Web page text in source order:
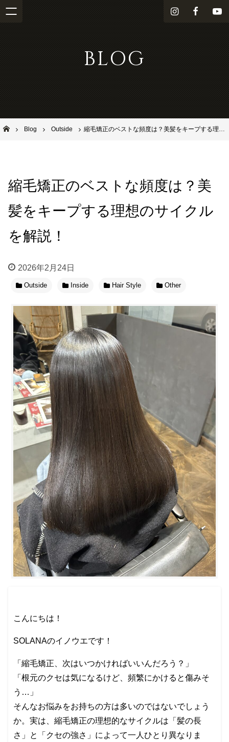
i
m
Y
BLOG
池田市石橋の美容室ならヘアサロンSolana（ソラーナ）
Blog Outside 縮毛矯正のベストな頻度は？美髪をキープする理想のサイクルを解説！
縮毛矯正のベストな頻度は？美
髪をキープする理想のサイクル
を解説！
2026年2月24日
Outside Inside Hair Style Other
こんにちは！
SOLANAのイノウエです！
「縮毛矯正、次はいつかければいいんだろう？」
「根元のクセは気になるけど、頻繁にかけると傷みそ
う…」
そんなお悩みをお持ちの方は多いのではないでしょう
か。実は、縮毛矯正の理想的なサイクルは「髪の長
さ」と「クセの強さ」によって一人ひとり異なりま